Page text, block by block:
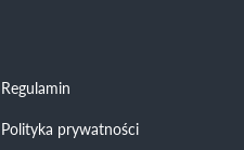
Regulamin
Polityka prywatności